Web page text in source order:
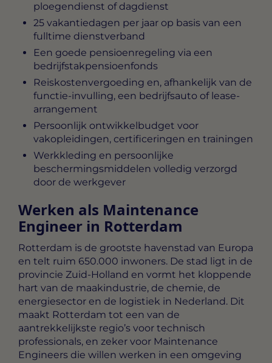
ploegendienst of dagdienst
25 vakantiedagen per jaar op basis van een
fulltime dienstverband
Een goede pensioenregeling via een
bedrijfstakpensioenfonds
Reiskostenvergoeding en, afhankelijk van de
functie-invulling, een bedrijfsauto of lease-
arrangement
Persoonlijk ontwikkelbudget voor
vakopleidingen, certificeringen en trainingen
Werkkleding en persoonlijke
beschermingsmiddelen volledig verzorgd
door de werkgever
Werken als Maintenance
Engineer in Rotterdam
Rotterdam is de grootste havenstad van Europa
en telt ruim 650.000 inwoners. De stad ligt in de
provincie Zuid-Holland en vormt het kloppende
hart van de maakindustrie, de chemie, de
energiesector en de logistiek in Nederland. Dit
maakt Rotterdam tot een van de
aantrekkelijkste regio’s voor technisch
professionals, en zeker voor Maintenance
Engineers die willen werken in een omgeving